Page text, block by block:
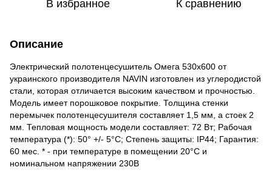
В избранное К сравнению
Описание
Электрический полотенцесушитель Омега 530х600 от
украинского производителя NAVIN изготовлен из углеродистой
стали, которая отличается высоким качеством и прочностью.
Модель имеет порошковое покрытие. Толщина стенки
перемычек полотенцесушителя составляет 1,5 мм, а стоек 2
мм. Тепловая мощность модели составляет: 72 Вт; Рабочая
температура (*): 50° +/- 5°C; Степень защиты: IP44; Гарантия:
60 мес. * - при температуре в помещении 20°С и
номинальном напряжении 230В